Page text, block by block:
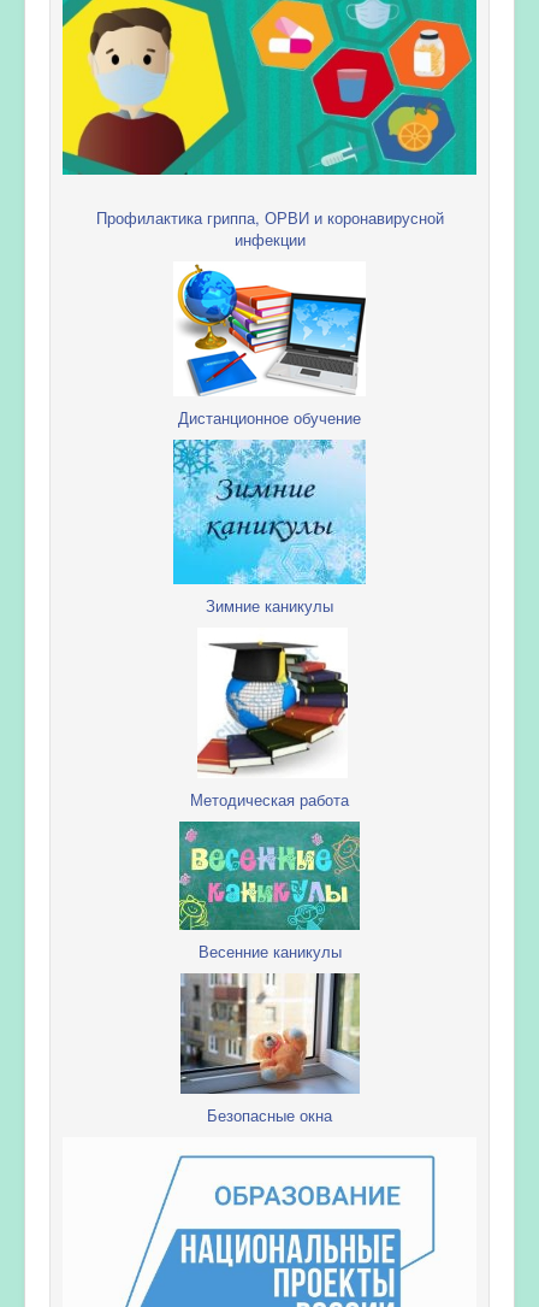
Профилактика гриппа, ОРВИ и коронавирусной
инфекции
Дистанционное обучение
Зимние каникулы
Методическая работа
Весенние каникулы
Безопасные окна